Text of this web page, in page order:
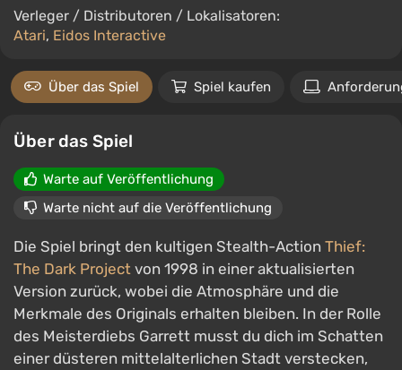
Verleger / Distributoren / Lokalisatoren:
Atari, Eidos Interactive
Über das Spiel Spiel kaufen
Über das Spiel
Warte auf Veröffentlichung
Warte nicht auf die Veröffentlichung
Die Spiel bringt den kultigen Stealth-Action Thief:
The Dark Project von 1998 in einer aktualisierten
Version zurück, wobei die Atmosphäre und die
Merkmale des Originals erhalten bleiben. In der Rolle
des Meisterdiebs Garrett musst du dich im Schatten
einer düsteren mittelalterlichen Stadt verstecken,